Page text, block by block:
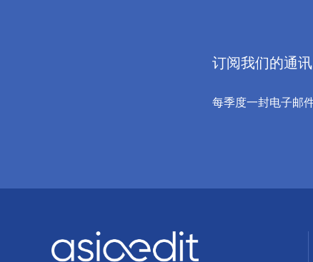
订阅我们的通讯
每季度一封电子邮